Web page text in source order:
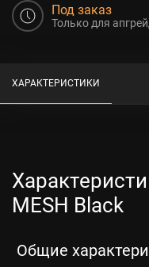
Под заказ
Только для
ХАРАКТЕРИСТИКИ
MESH Black
Общие